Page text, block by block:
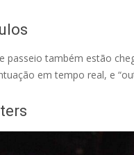
passeio também estão
em tempo real, e